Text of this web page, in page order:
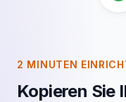
2 MINUTEN
Kopieren Sie